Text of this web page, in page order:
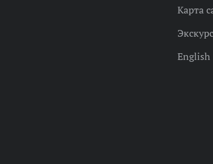
Карта
English